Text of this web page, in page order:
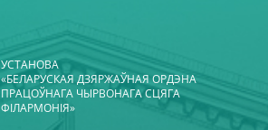
УСТАНОВА
«БЕЛАРУСКАЯ ДЗЯРЖАЎНАЯ ОРДЭНА
ПРАЦОЎНАГА ЧЫРВОНАГА СЦЯГА
ФІЛАРМОНІЯ»